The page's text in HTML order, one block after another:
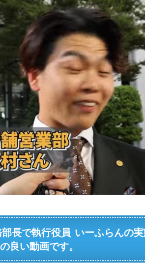
長で執行役員 いーふらんの
良い動画です。